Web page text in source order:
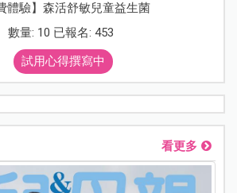
體驗】森活舒敏兒童益生菌
數量: 10 已報名: 453
試用心得撰寫中
看更多